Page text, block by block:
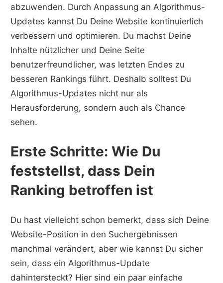
abzuwenden. Durch Anpassung an Algorithmus-
Updates kannst Du Deine Website kontinuierlich
verbessern und optimieren. Du machst Deine
Inhalte nützlicher und Deine Seite
benutzerfreundlicher, was letzten Endes zu
besseren Rankings führt. Deshalb solltest Du
Algorithmus-Updates nicht nur als
Herausforderung, sondern auch als Chance
sehen.
Erste Schritte: Wie Du
feststellst, dass Dein
Ranking betroffen ist
Du hast vielleicht schon bemerkt, dass sich Deine
Website-Position in den Suchergebnissen
manchmal verändert, aber wie kannst Du sicher
sein, dass ein Algorithmus-Update
dahintersteckt? Hier sind ein paar einfache